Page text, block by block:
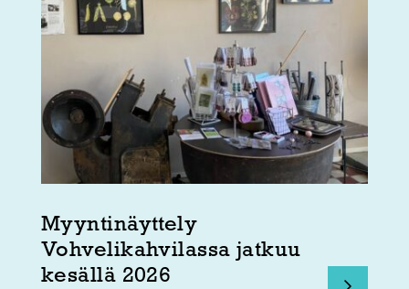
Myyntinäyttely
Vohvelikahvilassa jatkuu
kesällä 2026